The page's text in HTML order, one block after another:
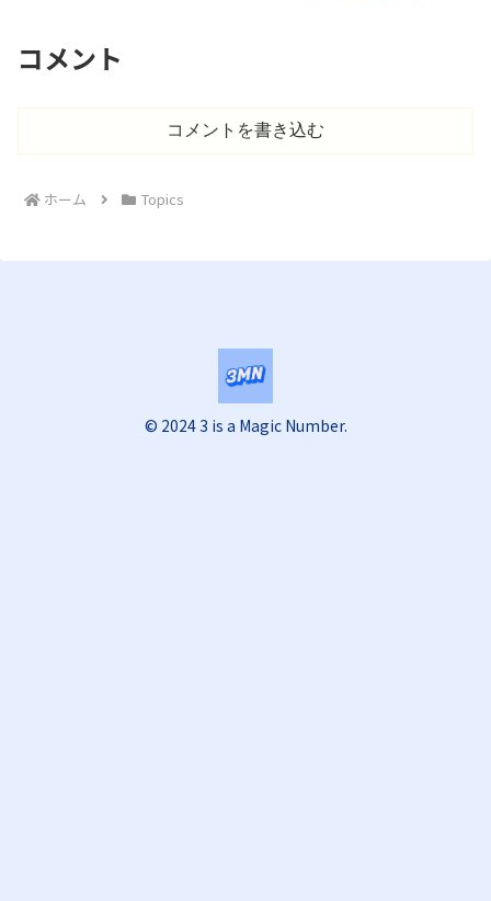
コメント
コメントを書き込む
ホーム Topics
© 2024 3 is a Magic Number.